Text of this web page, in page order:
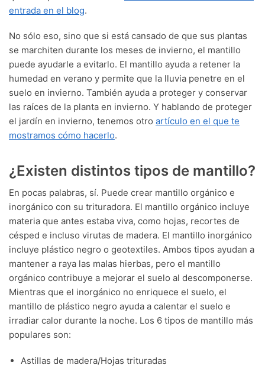
entrada en el blog.
No sólo eso, sino que si está cansado de que sus plantas
se marchiten durante los meses de invierno, el mantillo
puede ayudarle a evitarlo. El mantillo ayuda a retener la
humedad en verano y permite que la lluvia penetre en el
suelo en invierno. También ayuda a proteger y conservar
las raíces de la planta en invierno. Y hablando de proteger
el jardín en invierno, tenemos otro artículo en el que te
mostramos cómo hacerlo.
¿Existen distintos tipos de mantillo?
En pocas palabras, sí. Puede crear mantillo orgánico e
inorgánico con su trituradora. El mantillo orgánico incluye
materia que antes estaba viva, como hojas, recortes de
césped e incluso virutas de madera. El mantillo inorgánico
incluye plástico negro o geotextiles. Ambos tipos ayudan a
mantener a raya las malas hierbas, pero el mantillo
orgánico contribuye a mejorar el suelo al descomponerse.
Mientras que el inorgánico no enriquece el suelo, el
mantillo de plástico negro ayuda a calentar el suelo e
irradiar calor durante la noche. Los 6 tipos de mantillo más
populares son:
Astillas de madera/Hojas trituradas